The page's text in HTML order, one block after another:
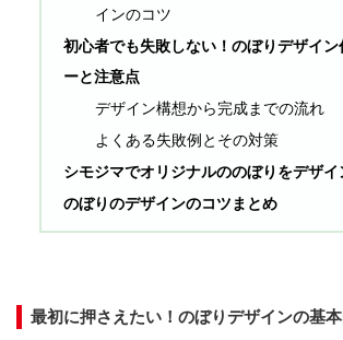
インのコツ
初心者でも失敗しない！のぼりデザイン
ーと注意点
デザイン構想から完成までの流れ
よくある失敗例とその対策
シモジマでオリジナルののぼりをデザイ
のぼりのデザインのコツまとめ
最初に押さえたい！のぼりデザインの基